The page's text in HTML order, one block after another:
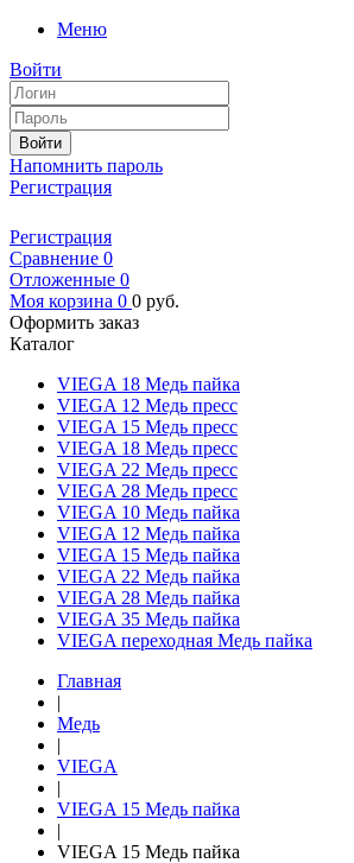
Меню
Войти
Войти
Напомнить пароль
Регистрация
Регистрация
Сравнение 0
Отложенные 0
Моя корзина 0 0 руб.
Оформить заказ
Каталог
VIEGA 18 Медь пайка
VIEGA 12 Медь пресс
VIEGA 15 Медь пресс
VIEGA 18 Медь пресс
VIEGA 22 Медь пресс
VIEGA 28 Медь пресс
VIEGA 10 Медь пайка
VIEGA 12 Медь пайка
VIEGA 15 Медь пайка
VIEGA 22 Медь пайка
VIEGA 28 Медь пайка
VIEGA 35 Медь пайка
VIEGA переходная Медь пайка
Главная
|
Медь
|
VIEGA
|
VIEGA 15 Медь пайка
|
VIEGA 15 Медь пайка